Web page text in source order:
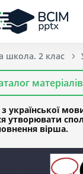
школа. 2 клас
матеріалів
української
вірша.